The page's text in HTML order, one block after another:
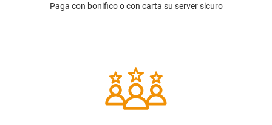
Paga con bonifico o con carta su server sicuro